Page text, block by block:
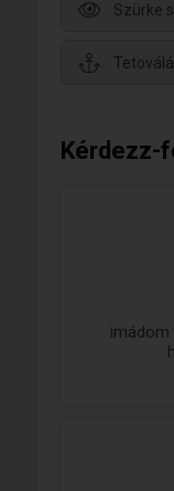
Szürke
Kérdezz-
imádom